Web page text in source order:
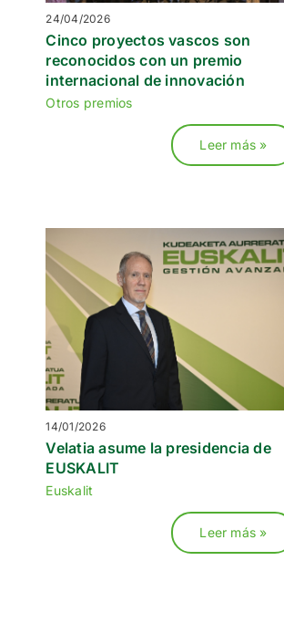
24/04/2026
Cinco proyectos vascos son
reconocidos con un premio
internacional de innovación
Otros premios
Leer más »
14/01/2026
Velatia asume la presidencia de
EUSKALIT
Euskalit
Leer más »